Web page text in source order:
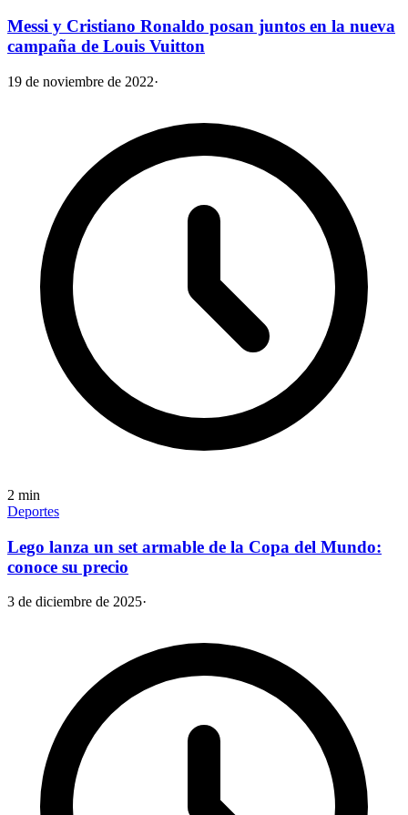
Messi y Cristiano Ronaldo posan juntos en la nueva
campaña de Louis Vuitton
19 de noviembre de 2022·
2 min
Deportes
Lego lanza un set armable de la Copa del Mundo:
conoce su precio
3 de diciembre de 2025·